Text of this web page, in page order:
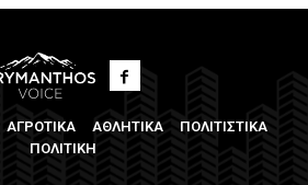
ΑΓΡΟΤΙΚΑ ΑΘΛΗΤΙΚΑ
ΠΟΛΙΤΙΣΤΙΚΑ
ΠΟΛΙΤΙΚΗ